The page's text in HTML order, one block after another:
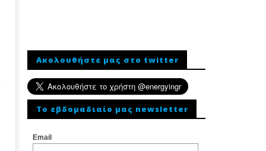
Ακολουθήστε μας στο twitter
To εβδομαδιαίο μας newsletter
Email